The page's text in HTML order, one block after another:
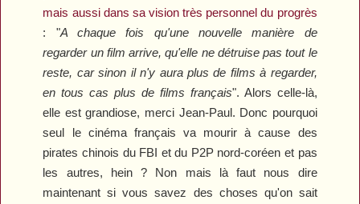
mais aussi dans sa vision très personnel du progrès
: "A chaque fois qu'une nouvelle manière de
regarder un film arrive, qu'elle ne détruise pas tout le
reste, car sinon il n'y aura plus de films à regarder,
en tous cas plus de films français". Alors celle-là,
elle est grandiose, merci Jean-Paul. Donc pourquoi
seul le cinéma français va mourir à cause des
pirates chinois du FBI et du P2P nord-coréen et pas
les autres, hein ? Non mais là faut nous dire
maintenant si vous savez des choses qu'on sait